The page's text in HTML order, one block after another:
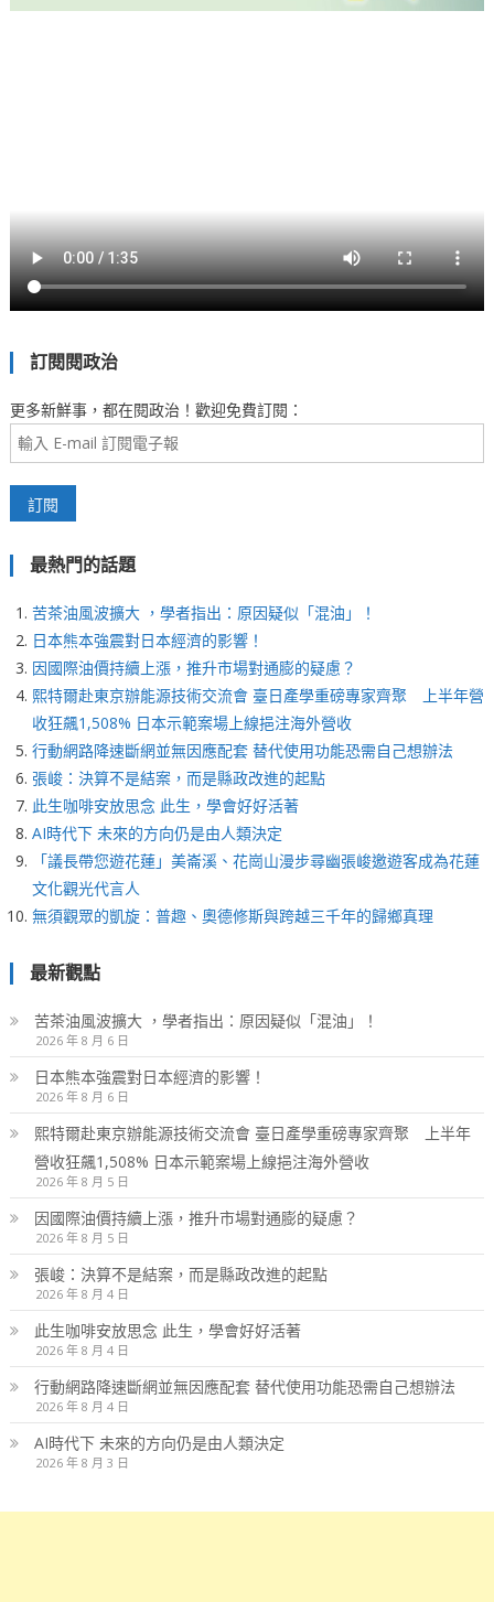
訂閱閱政治
更多新鮮事，都在閱政治！歡迎免費訂閱：
最熱門的話題
苦茶油風波擴大 ，學者指出：原因疑似「混油」！
日本熊本強震對日本經濟的影響！
因國際油價持續上漲，推升市場對通膨的疑慮？
熙特爾赴東京辦能源技術交流會 臺日產學重磅專家齊聚 上半年營
收狂飆1,508% 日本示範案場上線挹注海外營收
行動網路降速斷網並無因應配套 替代使用功能恐需自己想辦法
張峻：決算不是結案，而是縣政改進的起點
此生咖啡安放思念 此生，學會好好活著
AI時代下 未來的方向仍是由人類決定
「議長帶您遊花蓮」美崙溪、花崗山漫步尋幽張峻邀遊客成為花蓮
文化觀光代言人
無須觀眾的凱旋：普趣、奧德修斯與跨越三千年的歸鄉真理
最新觀點
苦茶油風波擴大 ，學者指出：原因疑似「混油」！
2026 年 8 月 6 日
日本熊本強震對日本經濟的影響！
2026 年 8 月 6 日
熙特爾赴東京辦能源技術交流會 臺日產學重磅專家齊聚 上半年
營收狂飆1,508% 日本示範案場上線挹注海外營收
2026 年 8 月 5 日
因國際油價持續上漲，推升市場對通膨的疑慮？
2026 年 8 月 5 日
張峻：決算不是結案，而是縣政改進的起點
2026 年 8 月 4 日
此生咖啡安放思念 此生，學會好好活著
2026 年 8 月 4 日
行動網路降速斷網並無因應配套 替代使用功能恐需自己想辦法
2026 年 8 月 4 日
AI時代下 未來的方向仍是由人類決定
2026 年 8 月 3 日